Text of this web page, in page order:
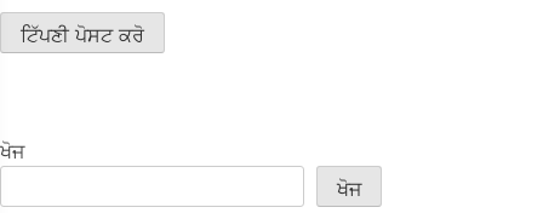
ਖੋਜ
ਖੋਜ